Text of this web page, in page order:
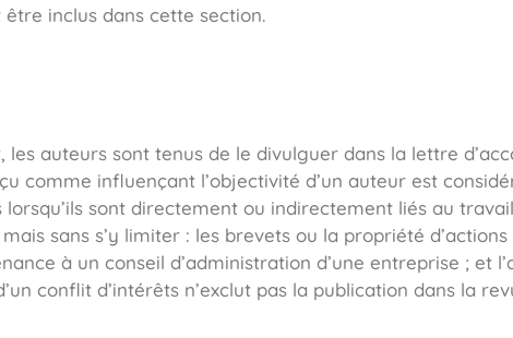
inclus dans cette section.
les auteurs sont tenus de le divulguer dans la lettre
comme influençant l’objectivité d’un auteur est
sont directement ou indirectement liés au
sans s’y limiter : les brevets ou la propriété
à un conseil d’administration d’une entreprise ; et
conflit d’intérêts n’exclut pas la publication dans la